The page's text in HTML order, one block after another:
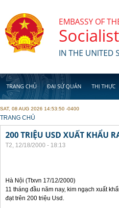
EMBASSY OF
IN THE UNITED
TRANG CHỦ ĐẠI SỨ QUÁN THỊ THỰC
SAT, 08 AUG 2026 14:53:50 -0400
YOU ARE HERE
TRANG CHỦ
200 TRIỆU USD XUẤT KHẨU
T2, 12/18/2000 - 18:13
Hà Nội (Ttxvn 17/12/2000)
11 tháng đầu năm nay, kim ngạch xuất
đạt trên 200 triệu Usd.